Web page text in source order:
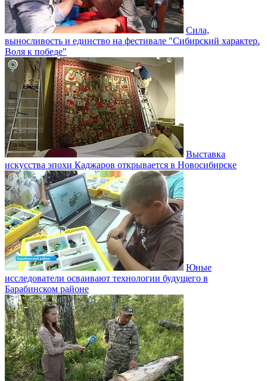
Сила,
выносливость и единство на фестивале "Сибирский характер.
Воля к победе"
Выставка
искусства эпохи Каджаров открывается в Новосибирске
Юные
исследователи осваивают технологии будущего в
Барабинском районе